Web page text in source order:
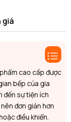
giá
cao cấp được
bếp của gia
đến sự tiện ích
đơn giản hơn
điều khiển.